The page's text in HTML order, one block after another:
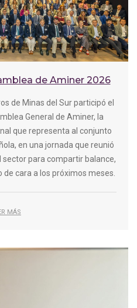
de Aminer 2026
de Minas del Sur participó el
General de Aminer, la
que representa al conjunto
en una jornada que reunió
para compartir balance,
cara a los próximos meses.
MÁS